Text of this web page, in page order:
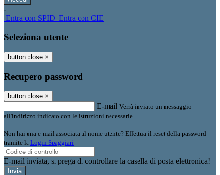
-
Entra con SPID Entra con CIE
Seleziona utente
button close ×
Recupero password
button close ×
E-mail Verrà inviato un messaggio
all'indirizzo indicato con le istruzioni necessarie.
Non hai una e-mail associata al nome utente? Effettua il reset della password
tramite la Login Spaggiari
E-mail inviata, si prega di controllare la casella di posta elettronica!